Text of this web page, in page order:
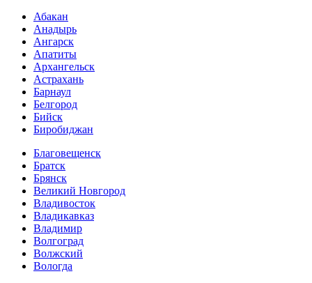
Абакан
Анадырь
Ангарск
Апатиты
Архангельск
Астрахань
Барнаул
Белгород
Бийск
Биробиджан
Благовещенск
Братск
Брянск
Великий Новгород
Владивосток
Владикавказ
Владимир
Волгоград
Волжский
Вологда